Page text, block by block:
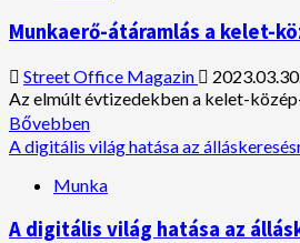
a
munkaerőpiac
terén
Munkaerő-átáramlás a kelet-
Street Office Magazin
Az elmúlt évtizedekben a kelet-
BővebbenRead
more
about
Munkaerő-
a
A digitális világ hatása az
Munka
A digitális világ hatása az